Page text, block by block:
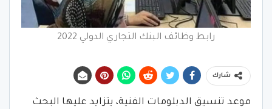
رابط وظائف البنك التجاري الدولي 2022
شارك
موعد تنسيق الدبلومات الفنية، يتزايد عليها البحث